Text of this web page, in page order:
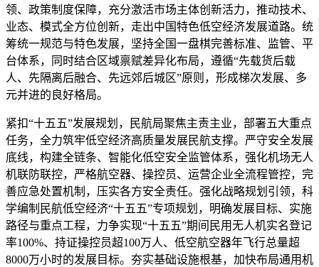
领、政策制度保障，充分激活市场主体创新活力，推动技术、
业态、模式全方位创新，走出中国特色低空经济发展道路。统
筹统一规范与特色发展，坚持全国一盘棋完善标准、监管、平
台体系，同时结合区域禀赋差异化布局，遵循“先载货后载
人、先隔离后融合、先远郊后城区”原则，形成梯次发展、多
元并进的良好格局。
紧扣“十五五”发展规划，民航局聚焦主责主业，部署五大重点
任务，全力筑牢低空经济高质量发展民航支撑。严守安全发展
底线，构建全链条、智能化低空安全监管体系，强化机场无人
机联防联控，严格航空器、操控员、运营企业全流程管控，完
善应急处置机制，压实各方安全责任。强化战略规划引领，科
学编制民航低空经济“十五五”专项规划，明确发展目标、实施
路径与重点工程，力争实现“十五五”期间民用无人机实名登记
率100%、持证操控员超100万人、低空航空器年飞行总量超
8000万小时的发展目标。夯实基础设施根基，加快布局通用机